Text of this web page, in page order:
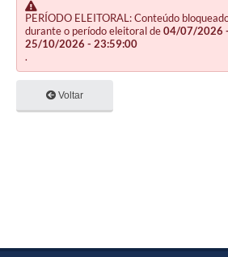
PERÍODO ELEITORAL: Conteúdo
durante o período eleitoral de04/07/2026
25/10/2026 - 23:59:00
.
Voltar